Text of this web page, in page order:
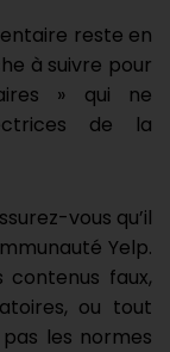
reste en
à suivre pour
» qui ne
de la
vous qu’il
Yelp.
contenus faux,
ou tout
les normes